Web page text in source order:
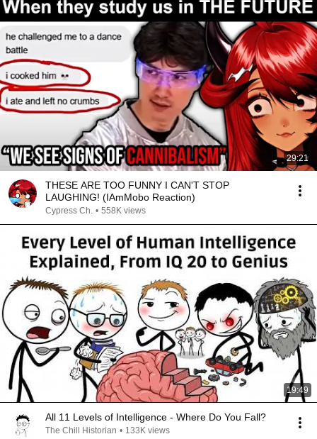
29:21
THESE ARE TOO FUNNY I CAN'T STOP
LAUGHING! (IAmMobo Reaction)
Cypress Ch. • 558K views
19:49
All 11 Levels of Intelligence - Where Do You Fall?
The Chill Historian • 133K views